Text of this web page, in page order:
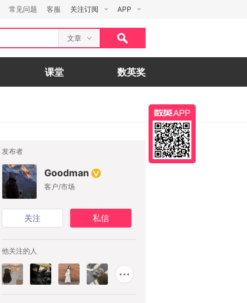
常见问题 客服 关注订阅 APP
文章
课堂 数英奖
发布者
Goodman
客户/市场
关注 私信
他关注的人